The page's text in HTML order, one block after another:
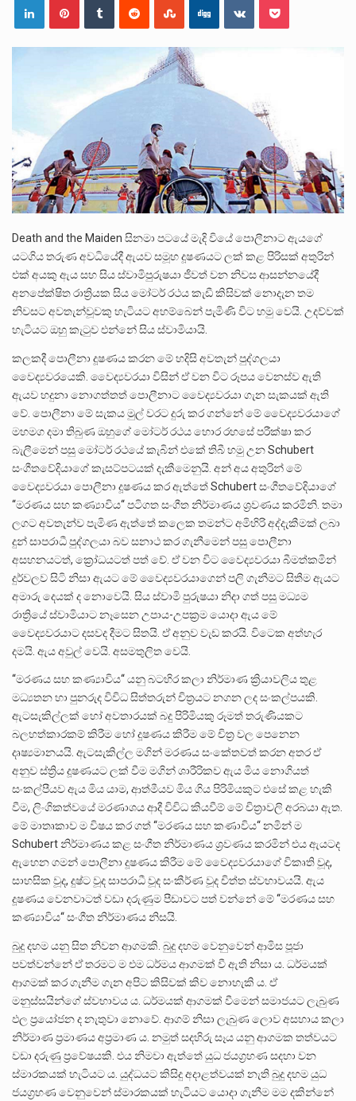
පසුගිය මැයි මස 31 දිනෙන් අවසන් වූ වසර තුළ ලොව පුරා විවිධ තනතුරු නාම වලින්…
Death and the Maiden සිනමා පටයේ මැදි වියේ පොලීනාට ඇයගේ
යටගිය තරුණ අවධියේදී ඇයව සමූහ දූෂණයට ලක් කළ පිරිසක් අතුරින්
එක් අයකු ඇය සහ සිය ස්වාමිපුරුෂයා ජීවත් වන නිවස ආසන්නයේදී
අනපේක්ෂිත රාත්‍රියක සිය මෝටර් රථය කැඩී කිසිවක් නොදැන තම
නිවසට අවතැන්වූවකු හැටියට අහම්බෙන් පැමිණි විට හමු වෙයි. උදව්වක්
හැටියට ඔහු කැටුව එන්නේ සිය ස්වාමියායි.
කලකදී පොලීනා දූෂණය කරන මේ හදිසි අවතැන් පුද්ගලයා
වෛද්‍යවරයෙකි. වෛද්‍යවරයා විසින් ඒ වන විට රූපය වෙනස්ව ඇති
ඇයව හදුනා නොගත්තත් පොලීනාට වෛද්‍යවරයා ගැන සැකයක් ඇති
වේ. පොලීනා මේ සැකය මුල් වරට දුරු කර ගන්නේ මේ වෛද්‍යවරයාගේ
මහමග දමා තිබුණ ඔහුගේ මෝටර් රථය හොර රහසේ පරීක්ෂා කර
බැලීමෙන් පසු මෝටර් රථයේ කැබින් එකේ තිබී හමු උන Schubert
සංගීතවේදියාගේ කැසට්පටයක් දැකීමෙනුයි. අන් අය අතුරින් මේ
වෛද්‍යවරයා පොලීනා දූෂණය කර ඇත්තේ Schubert සංගීතවේදියාගේ
‘‘මරණය සහ කණ්‍යාවිය‘‘ පටිගත සංගීත නිර්මාණය ශ්‍රවණය කරමිනි. තමා
ලගට අවතැන්ව පැමිණ ඇත්තේ කලෙක තමන්ට අමිහිරි අද්දැකීමක් ලබා
දුන් සාපරාධී පුද්ගලයා බව සනාථ කර ගැනීමෙන් පසු පොලීනා
අසහනයටත්, ක්‍රෝධයටත් පත් වේ. ඒ වන විට වෛද්‍යවරයා බීමත්කමින්
දුර්වලව සිටි නිසා ඇයට මේ වෛද්‍යවරයාගෙන් පලි ගැනීමට සිතීම ඇයට
අමාරු දෙයක් ද නොවෙයි. සිය ස්වාමි පුරුෂයා නිදා ගත් පසු මධ්‍යම
රාත්‍රියේ ස්වාමියාට නෑසෙන උපාය-උපක්‍රම යොදා ඇය මේ
වෛද්‍යවරයාට දසවද දීමට සිතයි. ඒ අනුව වැඩ කරයි. විටෙක අත්හැර
දමයි. ඇය අවුල් වෙයි. අසමතුලිත වෙයි.
‘‘මරණය සහ කණ්‍යාවිය‘‘ යනු බටහිර කලා නිර්මාණ ක්‍රියාවලිය තුළ
මධ්‍යතන හා පුනරුද විවිධ සිත්තරුන් චිත්‍රයට නගන ලද සංකල්පයකි.
ඇටසැකිල්ලක් හෝ අවතාරයක් බදු පිරිමියකු රූමත් තරුණියකට
බලහත්කාරකම් කිරීම හෝ දූෂණය කිරීම මේ චිත්‍ර වල පෙනෙන
දෘෂ්‍යමානයයි. ඇටසැකිල්ල මගින් මරණය සංකේතවත් කරන අතර ඒ
අනුව ස්ත්‍රිය දූෂණයට ලක් වීම මගින් ශාරීරිකව ඇය මිය නොගියත්
සංකල්පීයව ඇය මිය යාම, ආත්මීයව මිය ගිය පිරිමියකුට එසේ කළ හැකි
වීම, ලිංගිකත්වයේ මරණාශය ආදී විවිධ කියවීම් මේ චිත්‍රාවලි අරබයා ඇත.
මේ මාතෘකාව ම විෂය කර ගත් ‘‘මරණය සහ කණාවිය‘‘ නමින් ම
Schubert නිර්මාණය කළ සංගීත නිර්මාණය ශ්‍රවණය කරමින් එය ඇයටද
ඇහෙන ගමන් පොලීනා දූෂණය කිරීම මේ වෛද්‍යවරයාගේ විකෘති වූද,
සාහසික වූද, දුෂ්ට වූද සාපරාධී වූද සංකීර්ණ වූද චිත්ත ස්වභාවයයි. ඇය
දූෂණය වෙනවාටත් වඩා දරුණුම පීඩාවට පත් වන්නේ මේ ‘‘මරණය සහ
කණ්‍යාවිය‘‘ සංගීත නිර්මාණය නිසයි.
බුදු දහම යනු සිත නිවන ආගමකි. බුදු දහම වෙනුවෙන් ආමිස පූජා
පවත්වන්නේ ඒ තරමට ම එම ධර්මය ආගමක් වී ඇති නිසා ය. ධර්මයක්
ආගමක් කර ගැනීම ගැන අපිට කිසිවක් කිව නොහැකි ය. ඒ
මනුස්සයින්ගේ ස්වභාවය ය. ධර්මයක් ආගමක් වීමෙන් සමාජයට ලැබුණ
ඵල ප්‍රයෝජන ද නැතුවා නොවේ. ආගම් නිසා ලැබුණ ලොව අසහාය කලා
නිර්මාණ ප්‍රමාණය අප්‍රමාණ ය. නමුත් සදහිරු සෑය යනු ආගමක තත්වයට
වඩා දරුණු ප්‍රවේෂයකි. එය නිමවා ඇත්තේ යුධ ජයග්‍රහණ සදහා වන
ස්මාරකයක් හැටියට ය. යුද්ධයට කිසිදු අදාළත්වයක් නැති බුදු දහම යුධ
ජයග්‍රහණ වෙනුවෙන් ස්මාරකයක් හැටියට යොදා ගැනීම මම දකින්නේ